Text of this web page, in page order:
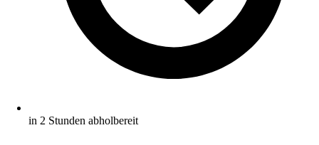
in 2 Stunden abholbereit